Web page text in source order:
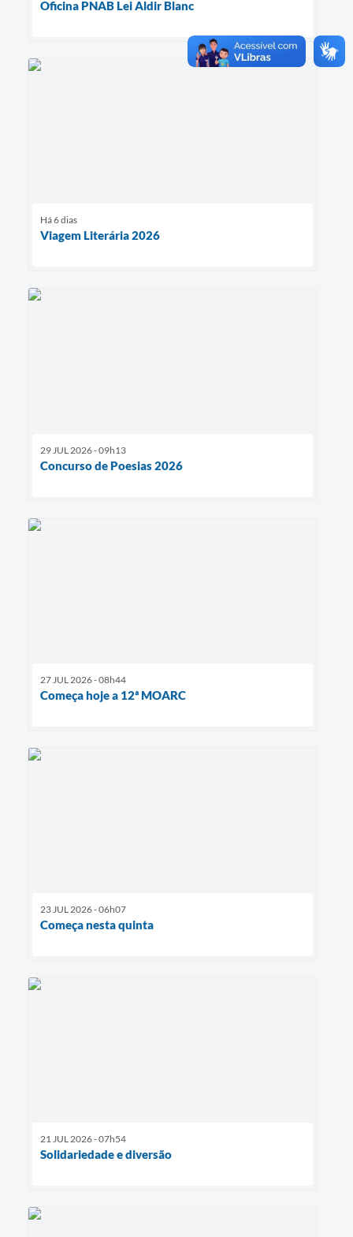
Oficina PNAB Lei Aldir Blanc
Há 6 dias
Viagem Literária 2026
29 JUL 2026 - 09h13
Concurso de Poesias 2026
27 JUL 2026 - 08h44
Começa hoje a 12ª MOARC
23 JUL 2026 - 06h07
Começa nesta quinta
21 JUL 2026 - 07h54
Solidariedade e diversão